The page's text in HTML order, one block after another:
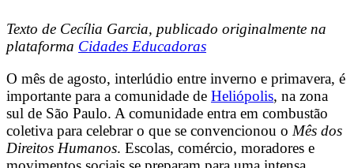
Texto de Cecília Garcia, publicado originalmente na
plataforma Cidades Educadoras
O mês de agosto, interlúdio entre inverno e primavera, é
importante para a comunidade de Heliópolis, na zona
sul de São Paulo. A comunidade entra em combustão
coletiva para celebrar o que se convencionou o Mês dos
Direitos Humanos. Escolas, comércio, moradores e